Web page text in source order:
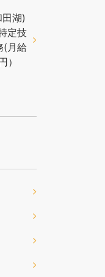
湖)
定技
(月給